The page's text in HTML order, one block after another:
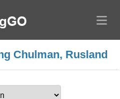
Chulman, Rusland